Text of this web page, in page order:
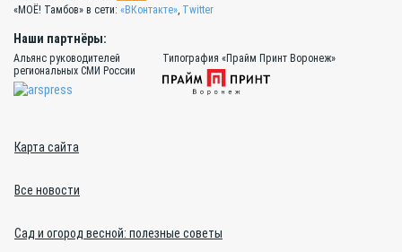
«МОЁ! Тамбов» в сети: «ВКонтакте», Twitter
Наши партнёры:
Альянс руководителей
региональных СМИ России
Типография «Прайм Принт Воронеж»
Карта сайта
Все новости
Сад и огород весной: полезные советы